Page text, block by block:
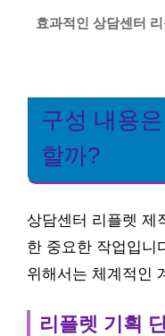
효과적인 상담센터
구성 내용
할까?
상담센터 리플렛 제
한 중요한 작업입니
위해서는 체계적인
리플렛 기획